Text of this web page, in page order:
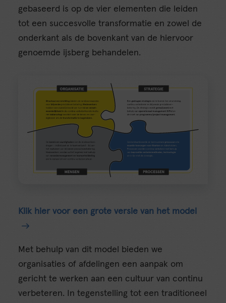
gebaseerd is op de vier elementen die leiden
tot een succesvolle transformatie en zowel de
onderkant als de bovenkant van de hiervoor
genoemde ijsberg behandelen.
Klik hier voor een grote versie van het model
Met behulp van dit model bieden we
organisaties of afdelingen een aanpak om
gericht te werken aan een cultuur van continu
verbeteren. In tegenstelling tot een traditioneel